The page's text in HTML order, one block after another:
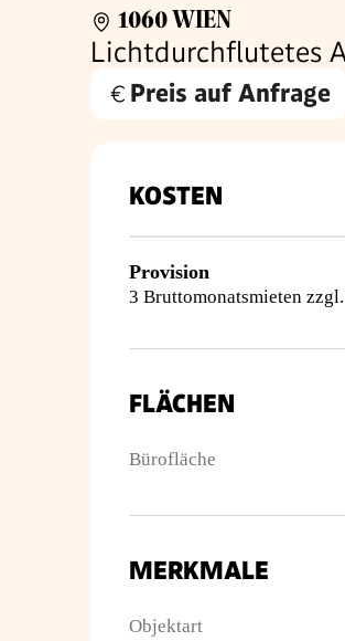
1060 WIEN
Lichtdurchflutetes
Preis auf Anfrage
KOSTEN
Provision
3 Bruttomonatsmieten
FLÄCHEN
Bürofläche
MERKMALE
Objektart